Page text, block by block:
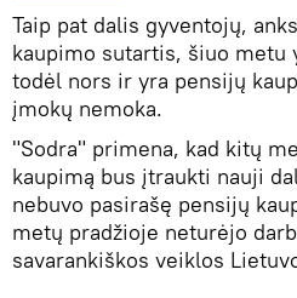
Taip pat dalis gyventojų,
kaupimo sutartis, šiuo metu
todėl nors ir yra pensijų
įmokų nemoka.
"Sodra" primena, kad kitų
kaupimą bus įtraukti nauji
nebuvo pasirašę pensijų
metų pradžioje neturėjo
savarankiškos veiklos